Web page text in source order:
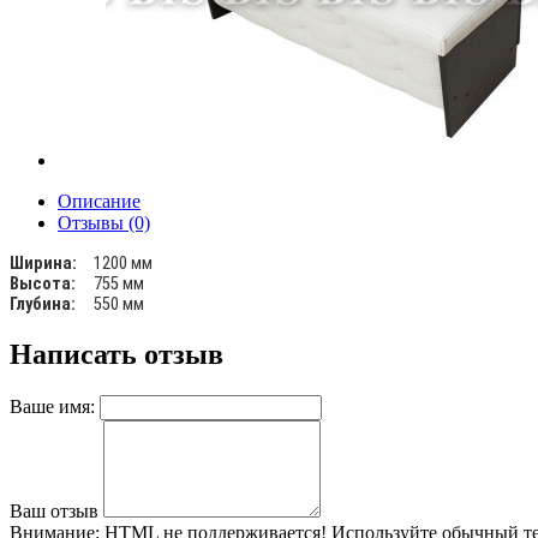
Описание
Отзывы (0)
Ширина:
1200 мм
Высота:
755 мм
Глубина:
550 мм
Написать отзыв
Ваше имя:
Ваш отзыв
Внимание: HTML не поддерживается! Используйте обычный